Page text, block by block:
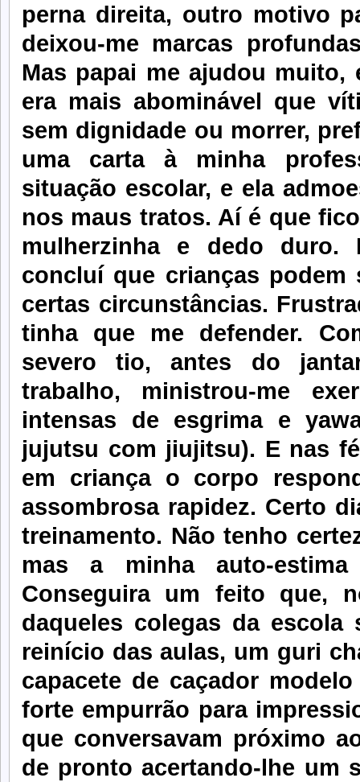
perna direita, outro motivo
deixou-me marcas
Mas papai me ajudou muito,
era mais abominável que
sem dignidade ou morrer,
uma carta à minha
situação escolar, e ela
nos maus tratos. Aí é que
mulherzinha e dedo duro.
concluí que crianças
certas circunstâncias.
tinha que me defender.
severo tio, antes do
trabalho, ministrou-me
intensas de esgrima e
jujutsu com jiujitsu). E nas
em criança o corpo
assombrosa rapidez. Certo
treinamento. Não tenho
mas a minha auto-
Conseguira um feito que,
daqueles colegas da escola
reinício das aulas, um guri
capacete de caçador
forte empurrão para
que conversavam próximo
de pronto acertando-lhe um